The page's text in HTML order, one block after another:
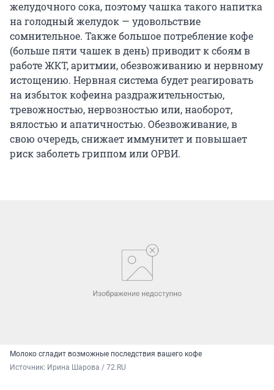
желудочного сока, поэтому чашка такого напитка
на голодный желудок — удовольствие
сомнительное. Также большое потребление кофе
(больше пяти чашек в день) приводит к сбоям в
работе ЖКТ, аритмии, обезвоживанию и нервному
истощению. Нервная система будет реагировать
на избыток кофеина раздражительностью,
тревожностью, нервозностью или, наоборот,
вялостью и апатичностью. Обезвоживание, в
свою очередь, снижает иммунитет и повышает
риск заболеть гриппом или ОРВИ.
Молоко сгладит возможные последствия вашего кофе
Источник: Ирина Шарова / 72.RU